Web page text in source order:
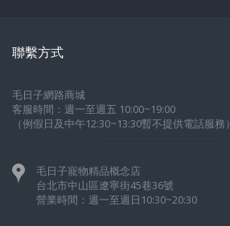
聯繫方式
毛日子網路商城
客服時間：週一至週五 10:00~19:00
（例假日及中午12:30~13:30暫不提供電話服務）
毛日子寵物精品概念店
台北市中山區遼寧街45巷36號
營業時間：週一至週日10:30~20:30